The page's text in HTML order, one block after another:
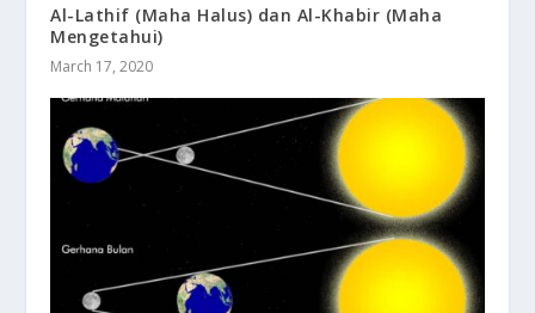
Al-Lathif (Maha Halus) dan Al-Khabir (Maha
Mengetahui)
March 17, 2020